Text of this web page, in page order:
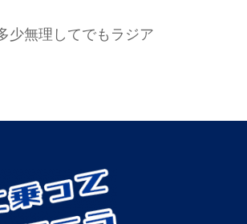
少無理してでもラジア